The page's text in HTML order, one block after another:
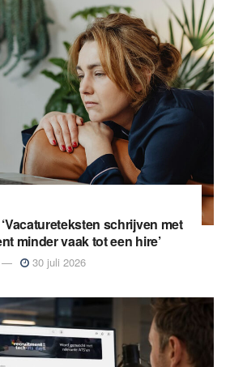
schrijven met
minder vaak tot een hire’
30 juli 2026